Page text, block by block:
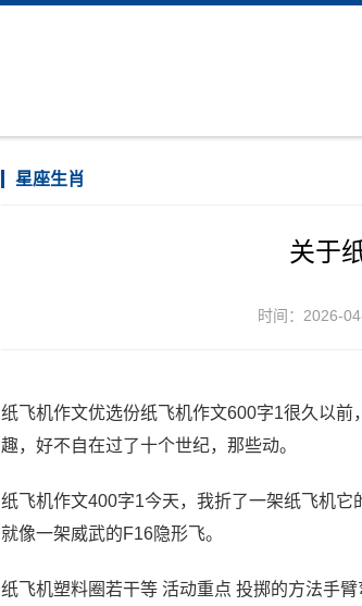
星座生肖
关于
时间：2026-
纸飞机作文优选份纸飞机作文600字1很久以
趣，好不自在过了十个世纪，那些动。
纸飞机作文400字1今天，我折了一架纸飞机
就像一架威武的F16隐形飞。
纸飞机塑料圈若干等 活动重点 投掷的方法手